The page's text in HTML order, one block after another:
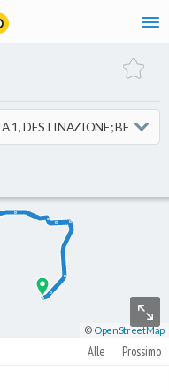
© OpenStreetMap
Alle Prossimo